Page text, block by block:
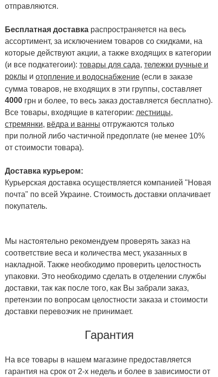
отправляются.
Бесплатная доставка распространяется на весь
ассортимент, за исключением товаров со скидками, на
которые действуют акции, а также входящих в категории
(и все подкатегоии): товары для сада, тележки ручные и
роклы и отопление и водоснабжение (если в заказе
сумма товаров, не входящих в эти группы, составляет
4000 грн и более, то весь заказ доставляется бесплатно).
Все товары, входящие в категории: лестницы,
стремянки, вёдра и ванны отгружаются только
при полной либо частичной предоплате (не менее 10%
от стоимости товара).
Доставка курьером:
Курьерская доставка осуществляется компанией "Новая
почта" по всей Украине. Стоимость доставки оплачивает
покупатель.
Мы настоятельно рекомендуем проверять заказ на
соответствие веса и количества мест, указанных в
накладной. Также необходимо проверить целостность
упаковки. Это необходимо сделать в отделении службы
доставки, так как после того, как Вы забрали заказ,
претензии по вопросам целостности заказа и стоимости
доставки перевозчик не принимает.
Гарантия
На все товары в нашем магазине предоставляется
гарантия на срок от 2-х недель и более в зависимости от